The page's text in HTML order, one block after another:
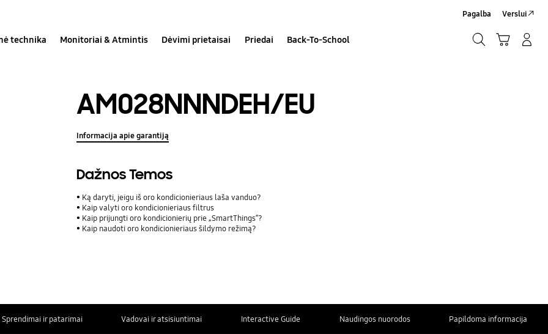
technika Monitoriai & Atmintis Dėvimi prietaisai Priedai Back-To-School
Pagalba Verslui
AM028NNNDEH/EU
Informacija apie garantiją
Dažnos Temos
Ką daryti, jeigu iš oro kondicionieriaus laša vanduo?
Kaip valyti oro kondicionieriaus filtrus
Kaip prijungti oro kondicionierių prie „SmartThings“?
Kaip naudoti oro kondicionieriaus šildymo režimą?
Sprendimai ir patarimai Vadovai ir atsisiuntimai Interactive Guide Naudingos nuorodos Papildoma informacija